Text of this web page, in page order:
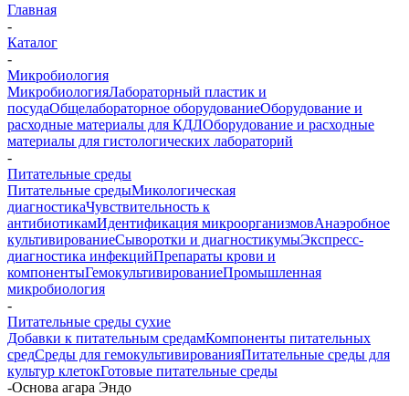
Главная
-
Каталог
-
Микробиология
МикробиологияЛабораторный пластик и
посудаОбщелабораторное оборудованиеОборудование и
расходные материалы для КДЛОборудование и расходные
материалы для гистологических лабораторий
-
Питательные среды
Питательные средыМикологическая
диагностикаЧувствительность к
антибиотикамИдентификация микроорганизмовАнаэробное
культивированиеСыворотки и диагностикумыЭкспресс-
диагностика инфекцийПрепараты крови и
компонентыГемокультивированиеПромышленная
микробиология
-
Питательные среды сухие
Добавки к питательным средамКомпоненты питательных
средСреды для гемокультивированияПитательные среды для
культур клетокГотовые питательные среды
-Основа агара Эндо